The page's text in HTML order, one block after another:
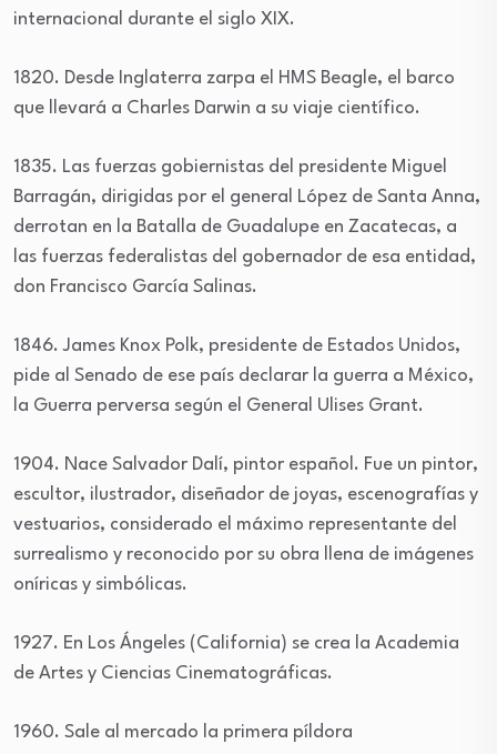
internacional durante el siglo XIX.
1820. Desde Inglaterra zarpa el HMS Beagle, el barco
que llevará a Charles Darwin a su viaje científico.
1835. Las fuerzas gobiernistas del presidente Miguel
Barragán, dirigidas por el general López de Santa Anna,
derrotan en la Batalla de Guadalupe en Zacatecas, a
las fuerzas federalistas del gobernador de esa entidad,
don Francisco García Salinas.
1846. James Knox Polk, presidente de Estados Unidos,
pide al Senado de ese país declarar la guerra a México,
la Guerra perversa según el General Ulises Grant.
1904. Nace Salvador Dalí, pintor español. Fue un pintor,
escultor, ilustrador, diseñador de joyas, escenografías y
vestuarios, considerado el máximo representante del
surrealismo y reconocido por su obra llena de imágenes
oníricas y simbólicas.
1927. En Los Ángeles (California) se crea la Academia
de Artes y Ciencias Cinematográficas.
1960. Sale al mercado la primera píldora